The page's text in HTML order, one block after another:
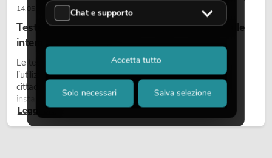
14.05.2026
Teste mobili outdoor: teste mobili resistenti alle
intemperie per eventi
Le teste mobili outdoor sono proiettori motorizzati per
l’utilizzo all’aperto. Vengono impiegate in festival, feste
cittadine, concerti open-air, allestimenti architetturali e
installazioni temporanee all’esterno.
Leggi ora
Chat e supporto
Solo necessari Salva selezione
Accetta tutto